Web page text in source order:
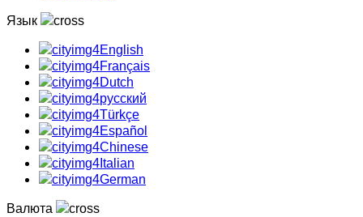
Язык
English
Français
Dutch
русский
Türkçe
Español
Chinese
Italian
German
Валюта